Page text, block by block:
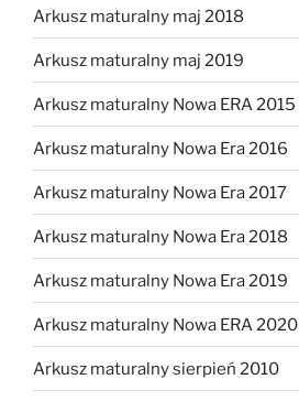
Arkusz maturalny maj 2018
Arkusz maturalny maj 2019
Arkusz maturalny Nowa ERA 2015
Arkusz maturalny Nowa Era 2016
Arkusz maturalny Nowa Era 2017
Arkusz maturalny Nowa Era 2018
Arkusz maturalny Nowa Era 2019
Arkusz maturalny Nowa ERA 2020
Arkusz maturalny sierpień 2010